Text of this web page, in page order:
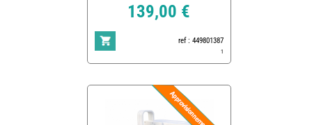
139,00 €
ref : 449801387
1